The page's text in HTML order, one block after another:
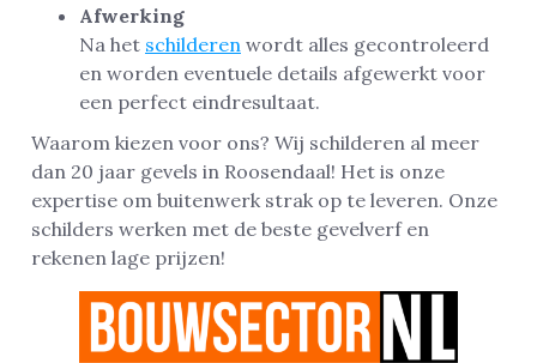
Afwerking
Na het schilderen wordt alles gecontroleerd
en worden eventuele details afgewerkt voor
een perfect eindresultaat.
Waarom kiezen voor ons? Wij schilderen al meer
dan 20 jaar gevels in Roosendaal! Het is onze
expertise om buitenwerk strak op te leveren. Onze
schilders werken met de beste gevelverf en
rekenen lage prijzen!